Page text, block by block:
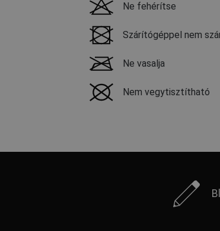
Ne fehérítse
Szárítógéppel nem
Ne vasalja
Nem vegytisztítható